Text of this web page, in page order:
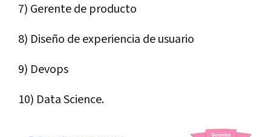
7) Gerente de producto
8) Diseño de experiencia de usuario
9) Devops
10) Data Science.